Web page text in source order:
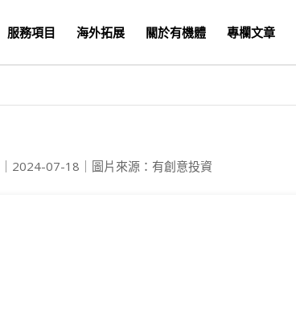
服務項目 海外拓展 關於有機體 專欄文章
2024-07-18｜圖片來源：有創意投資